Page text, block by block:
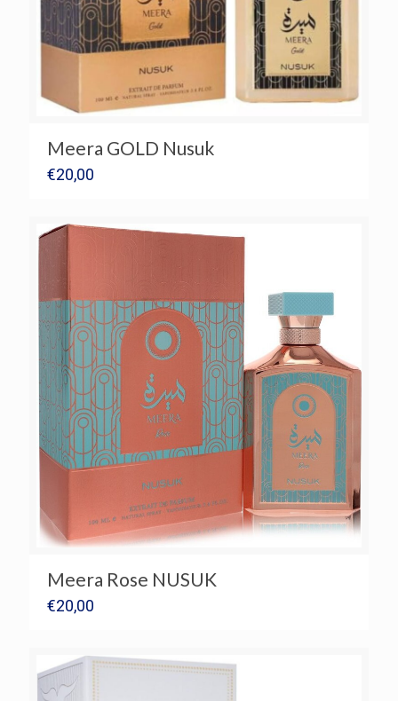
Meera GOLD Nusuk
€20,00
Meera Rose NUSUK
€20,00